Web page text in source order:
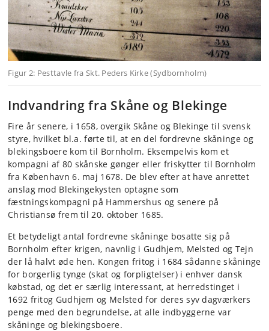
Figur 2: Pesttavle fra Skt. Peders Kirke (Sydbornholm)
Indvandring fra Skåne og Blekinge
Fire år senere, i 1658, overgik Skåne og Blekinge til svensk
styre, hvilket bl.a. førte til, at en del fordrevne skåninge og
blekingsboere kom til Bornholm. Eksempelvis kom et
kompagni af 80 skånske gønger eller friskytter til Bornholm
fra København 6. maj 1678. De blev efter at have anrettet
anslag mod Blekingekysten optagne som
fæstningskompagni på Hammershus og senere på
Christiansø frem til 20. oktober 1685.
Et betydeligt antal fordrevne skåninge bosatte sig på
Bornholm efter krigen, navnlig i Gudhjem, Melsted og Tejn
der lå halvt øde hen. Kongen fritog i 1684 sådanne skåninge
for borgerlig tynge (skat og forpligtelser) i enhver dansk
købstad, og det er særlig interessant, at herredstinget i
1692 fritog Gudhjem og Melsted for deres syv dagværkers
penge med den begrundelse, at alle indbyggerne var
skåninge og blekingsboere.